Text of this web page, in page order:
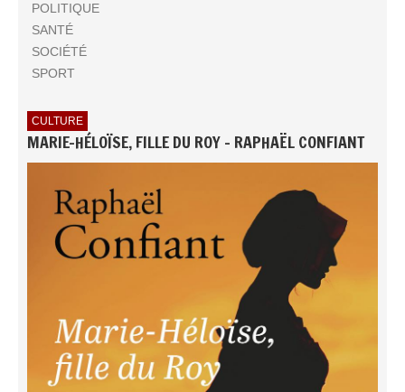
POLITIQUE
SANTÉ
SOCIÉTÉ
SPORT
CULTURE
MARIE-HÉLOÏSE, FILLE DU ROY - RAPHAËL CONFIANT